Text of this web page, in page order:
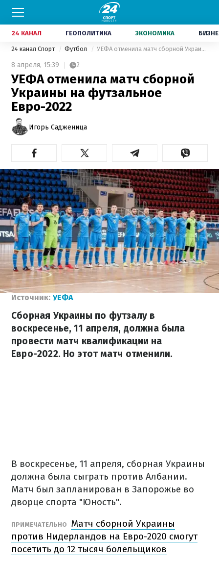
24 КАНАЛ ГЕОПОЛИТИКА ЭКОНОМИКА
24 канал Спорт Футбол УЕФА отменила матч сборной Украины на футзальное Евро-2022
8 апреля, 15:39 2
УЕФА отменила матч сборной
Украины на футзальное
Евро-2022
Игорь Садженица
Источник: УЕФА
Сборная Украины по футзалу в
воскресенье, 11 апреля, должна была
провести матч квалификации на
Евро-2022. Но этот матч отменили.
В воскресенье, 11 апреля, сборная Украины
должна была сыграть против Албании.
Матч был запланирован в Запорожье во
дворце спорта "Юность".
ПРИМЕЧАТЕЛЬНО
Матч сборной Украины
против Нидерландов на Евро-2020 смогут
посетить до 12 тысяч болельщиков